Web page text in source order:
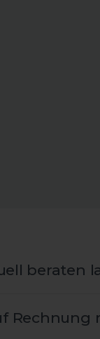
beraten
Rechnung